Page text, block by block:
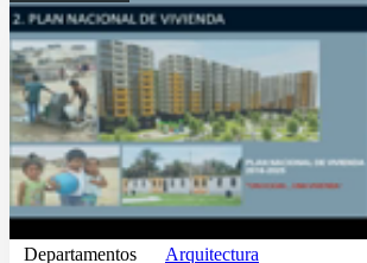
Departamentos Arquitectura